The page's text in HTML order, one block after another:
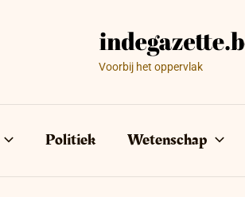
Voorbij het oppervlak
Politiek Wetenschap